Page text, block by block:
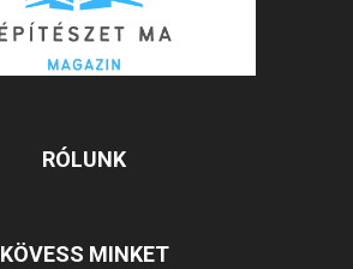
RÓLUNK
KÖVESS MINKET